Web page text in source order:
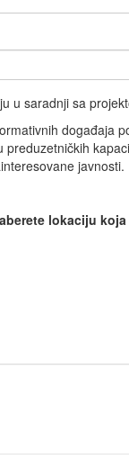
u saradnji sa
događaja
javnosti.
lokaciju